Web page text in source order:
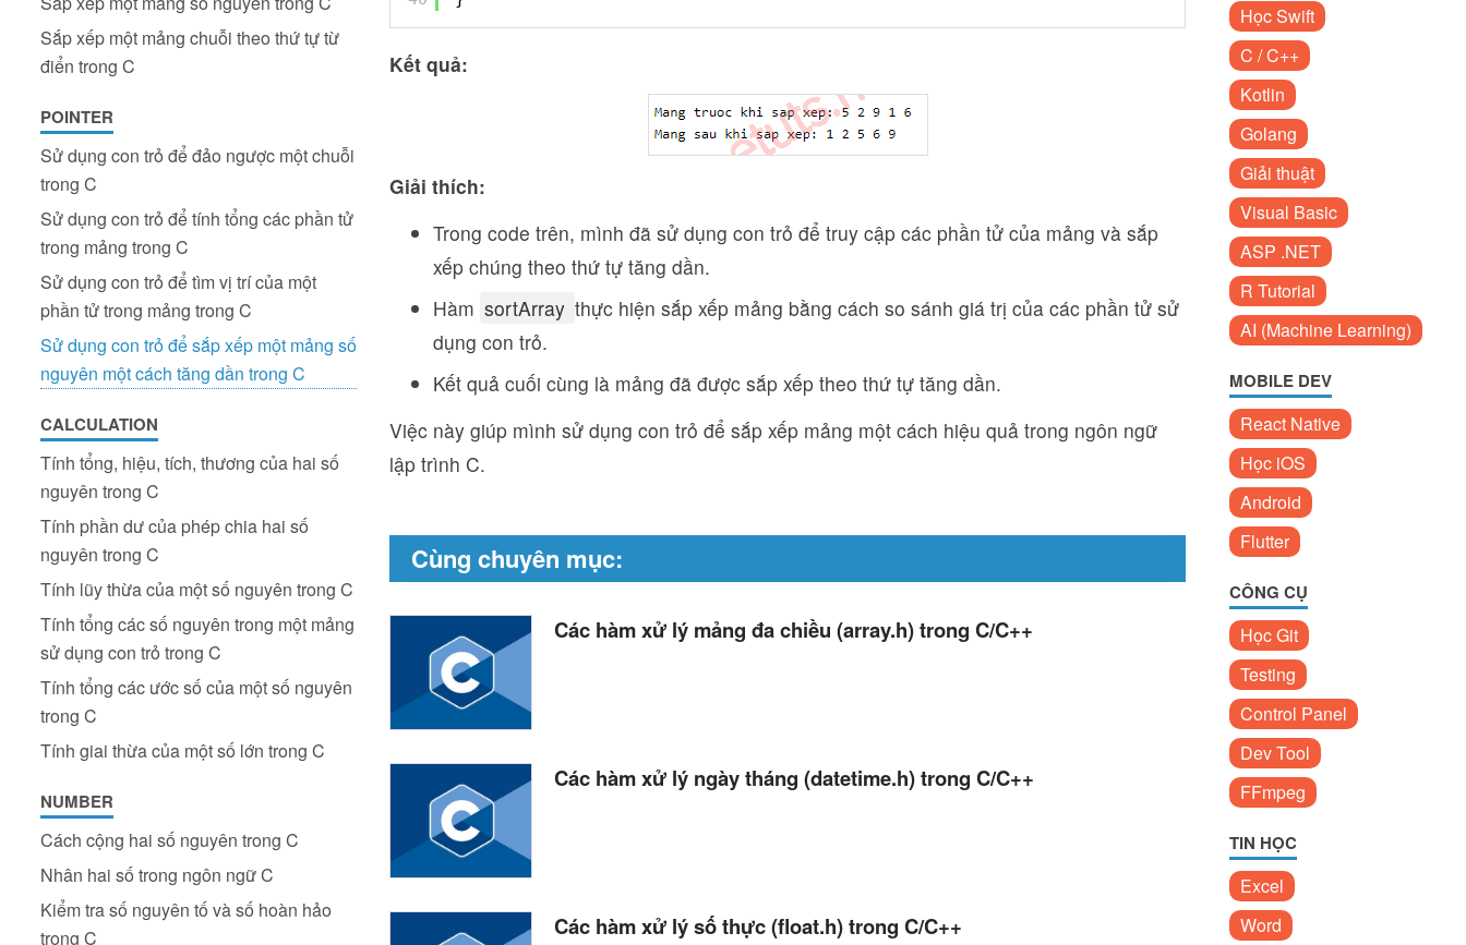
Sắp xếp một mảng chuỗi theo thứ tự từ
điển trong C
POINTER
Sử dụng con trỏ để đảo ngược một chuỗi
trong C
Sử dụng con trỏ để tính tổng các phần tử
trong mảng trong C
Sử dụng con trỏ để tìm vị trí của một
phần tử trong mảng trong C
Sử dụng con trỏ để sắp xếp một mảng số
nguyên một cách tăng dần trong C
CALCULATION
Tính tổng, hiệu, tích, thương của hai số
nguyên trong C
Tính phần dư của phép chia hai số
nguyên trong C
Tính lũy thừa của một số nguyên trong C
Tính tổng các số nguyên trong một mảng
sử dụng con trỏ trong C
Tính tổng các ước số của một số nguyên
trong C
Tính giai thừa của một số lớn trong C
NUMBER
Cách cộng hai số nguyên trong C
Nhân hai số trong ngôn ngữ C
Kiểm tra số nguyên tố và số hoàn hảo
trong C
Kết quả:
Giải thích:
Trong code trên, mình đã sử dụng con trỏ để truy cập các phần tử của mảng và sắp
xếp chúng theo thứ tự tăng dần.
Hàm sortArray thực hiện sắp xếp mảng bằng cách so sánh giá trị của các phần tử sử
dụng con trỏ.
Kết quả cuối cùng là mảng đã được sắp xếp theo thứ tự tăng dần.
Việc này giúp mình sử dụng con trỏ để sắp xếp mảng một cách hiệu quả trong ngôn ngữ
lập trình C.
Cùng chuyên mục:
Các hàm xử lý mảng đa chiều (array.h) trong C/C++
Các hàm xử lý ngày tháng (datetime.h) trong C/C++
Các hàm xử lý số thực (float.h) trong C/C++
Học Swift
C / C++
Kotlin
Golang
Giải thuật
Visual Basic
ASP .NET
R Tutorial
AI (Machine Learning)
MOBILE DEV
React Native
Học iOS
Android
Flutter
CÔNG CỤ
Học Git
Testing
Control Panel
Dev Tool
FFmpeg
TIN HỌC
Excel
Word